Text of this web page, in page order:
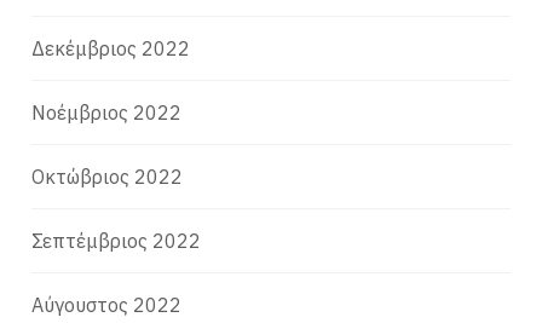
Δεκέμβριος 2022
Νοέμβριος 2022
Οκτώβριος 2022
Σεπτέμβριος 2022
Αύγουστος 2022